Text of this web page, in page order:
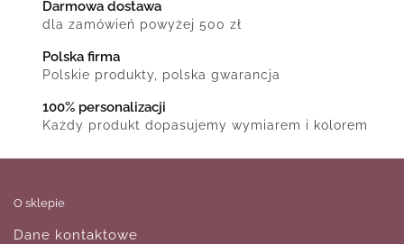
Darmowa dostawa
dla zamówień powyżej 500 zł
Polska firma
Polskie produkty, polska gwarancja
100% personalizacji
Każdy produkt dopasujemy wymiarem i kolorem
O sklepie
Dane kontaktowe